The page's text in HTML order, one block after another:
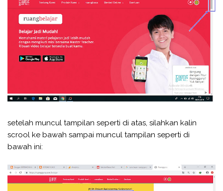
setelah muncul tampilan seperti di atas, silahkan kalin
scrool ke bawah sampai muncul tampilan seperti di
bawah ini: